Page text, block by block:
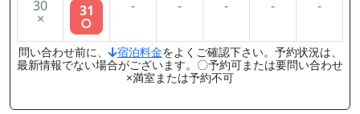
30
× 31
○
- - - - -
問い合わせ前に、 宿泊料金をよくご確認下さい。予約状況は、
最新情報でない場合がございます。〇予約可または要問い合わせ
×満室または予約不可